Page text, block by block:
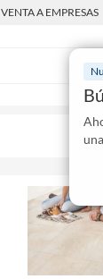
VENTA A EMPRESAS